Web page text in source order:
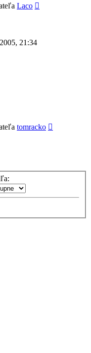
Laco
21:34
tomracko